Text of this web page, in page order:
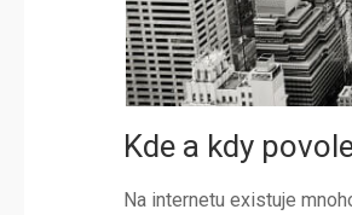
Kde a kdy
Na internetu existuje